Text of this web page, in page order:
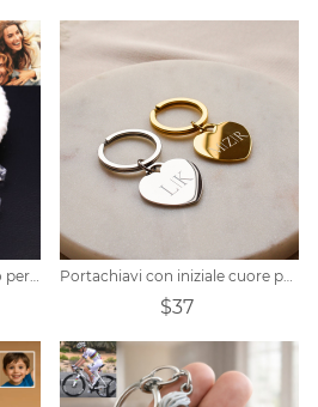
Portachiavi in pelle con foto personalizzato con tag foto Portachiavi con iniziale cuore personalizzato
$37